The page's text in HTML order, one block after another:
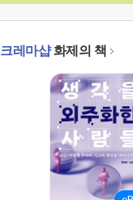
크레마샵화제의 책